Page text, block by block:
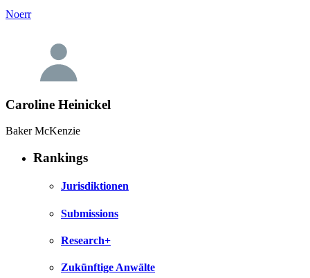
Noerr
Caroline Heinickel
Baker McKenzie
Rankings
Jurisdiktionen
Submissions
Research+
Zukünftige Anwälte